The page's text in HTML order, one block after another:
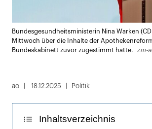
Bundesgesundheitsministerin Nina Warken
Mittwoch über die Inhalte der
Bundeskabinett zuvor zugestimmt hatte.
zm-
ao 18.12.2025 Politik
Inhaltsverzeichnis